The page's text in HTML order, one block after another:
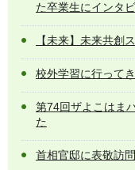
た卒業生にインタ
【未来】未来共創
校外学習に行って
第74回ザよこはま
た
首相官邸に表敬訪